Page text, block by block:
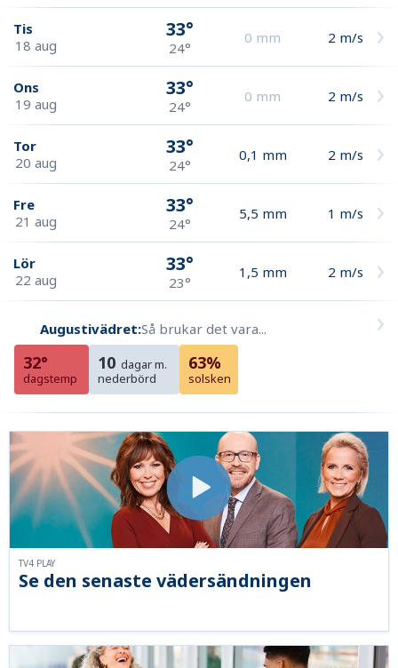
Tis
18 aug
33°
24°
0 mm 2 m/s
Ons
19 aug
33°
24°
0 mm 2 m/s
Tor
20 aug
33°
24°
0,1 mm 2 m/s
Fre
21 aug
33°
24°
5,5 mm 1 m/s
Lör
22 aug
33°
23°
1,5 mm 2 m/s
Augustivädret:Så brukar det vara...
32°
dagstemp
10 dagar m.
nederbörd
63%
solsken
Se den senaste vädersändningen
TV4 PLAY